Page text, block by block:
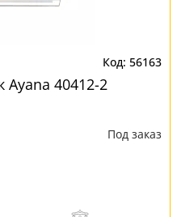
56163
Ayana 40412-2
Под заказ